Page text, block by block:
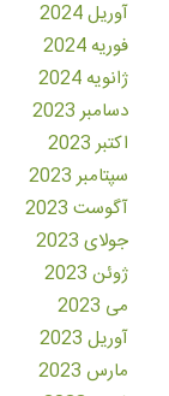
آوریل 2024
فوریه 2024
ژانویه 2024
دسامبر 2023
اکتبر 2023
سپتامبر 2023
آگوست 2023
جولای 2023
ژوئن 2023
می 2023
آوریل 2023
مارس 2023